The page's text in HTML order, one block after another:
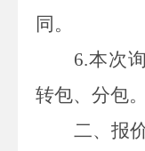
同 。
6.本次
转包、分包。
二、报